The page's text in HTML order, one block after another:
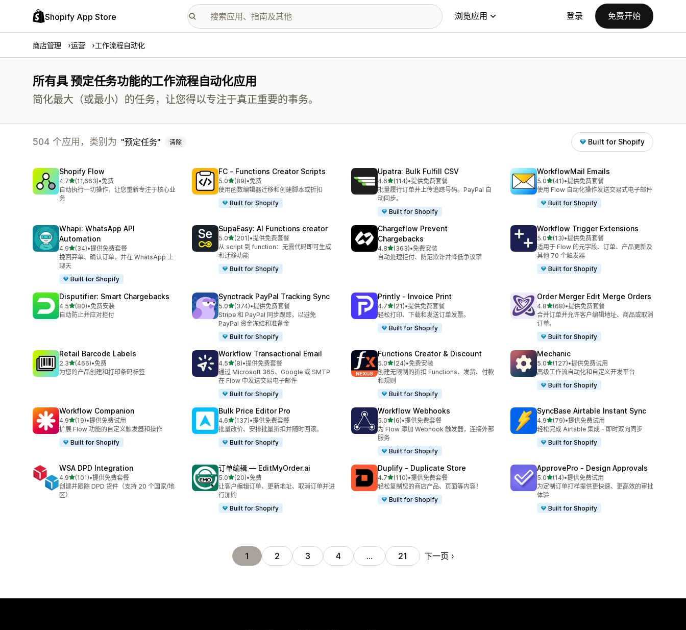
Shopify App Store 浏览应用 登录 免费开始
商店管理 运营 工作流程自动化
所有具 预定任务功能的工作流程自动化应用
简化最大（或最小）的任务，让您得以专注于真正重要的事务。
504 个应用，类别为 预定任务 清除 Built for Shopify
Shopify Flow
4.7星（满分 5 星）
(11,663)
总共 11663 条评论
•免费
自动执行一切操作，让您重新专注于核心业
务
FC ‑ Functions Creator Scripts
5.0星（满分 5 星）
(89)
总共 89 条评论
•免费
使用函数编辑器迁移和创建脚本或折扣
Built for Shopify
Upatra: Bulk Fulfill CSV
4.6星（满分 5 星）
(114)
总共 114 条评论
•提供免费套餐
批量履行订单并上传追踪号码。PayPal 自
动同步。
Built for Shopify
WorkflowMail Emails
5.0星（满分 5 星）
(41)
总共 41 条评论
•提供免费套餐
使用 Flow 自动化操作发送交易式电子邮件
Built for Shopify
Whapi: WhatsApp API
Automation
4.9星（满分 5 星）
(34)
总共 34 条评论
•提供免费套餐
挽回弃单、确认订单，并在 WhatsApp 上
聊天
Built for Shopify
SupaEasy: AI Functions creator
5.0星（满分 5 星）
(201)
总共 201 条评论
•提供免费套餐
从 script 到 function：无需代码即可生成
和迁移功能
Built for Shopify
Chargeflow Prevent
Chargebacks
4.8星（满分 5 星）
(363)
总共 363 条评论
•免费安装
自动处理拒付、防范欺诈并降低争议率
Workflow Trigger Extensions
5.0星（满分 5 星）
(13)
总共 13 条评论
•提供免费套餐
适用于 Flow 的元字段、订单、产品更新及
其他 70 个触发器
Built for Shopify
Disputifier: Smart Chargebacks
4.5星（满分 5 星）
(80)
总共 80 条评论
•免费安装
自动防止并应对拒付
Synctrack PayPal Tracking Sync
5.0星（满分 5 星）
(374)
总共 374 条评论
•提供免费套餐
Stripe 和 PayPal 同步跟踪，以避免
PayPal 资金冻结和准备金
Built for Shopify
Printly ‑ Invoice Print
4.7星（满分 5 星）
(21)
总共 21 条评论
•提供免费套餐
轻松打印、下载和发送订单发票。
Built for Shopify
Order Merger Edit Merge Orders
4.8星（满分 5 星）
(68)
总共 68 条评论
•提供免费套餐
合并订单并允许客户编辑地址、商品或取消
订单。
Built for Shopify
Retail Barcode Labels
2.3星（满分 5 星）
(466)
总共 466 条评论
•免费
为您的产品创建和打印条码标签
Workflow Transactional Email
4.5星（满分 5 星）
(8)
总共 8 条评论
•提供免费套餐
通过 Microsoft 365、Google 或 SMTP
在 Flow 中发送交易电子邮件
Built for Shopify
Functions Creator & Discount
5.0星（满分 5 星）
(24)
总共 24 条评论
•免费安装
创建无限制的折扣 Functions、发货、付款
和规则
Built for Shopify
Mechanic
5.0星（满分 5 星）
(127)
总共 127 条评论
•提供免费试用
高级工作流自动化和自定义开发平台
Built for Shopify
Workflow Companion
4.9星（满分 5 星）
(19)
总共 19 条评论
•提供免费试用
扩展 Flow 功能的自定义触发器和操作
Built for Shopify
Bulk Price Editor Pro
4.6星（满分 5 星）
(137)
总共 137 条评论
•提供免费套餐
批量改价、安排批量折扣并随时回滚。
Built for Shopify
Workflow Webhooks
5.0星（满分 5 星）
(6)
总共 6 条评论
•提供免费套餐
为 Flow 添加 Webhook 触发器，连接外部
服务
Built for Shopify
SyncBase Airtable Instant Sync
4.9星（满分 5 星）
(79)
总共 79 条评论
•提供免费试用
轻松完成 Airtable 集成 - 即时双向同步
Built for Shopify
WSA DPD Integration
4.9星（满分 5 星）
(101)
总共 101 条评论
•提供免费套餐
创建并跟踪 DPD 货件（支持 20 个国家/地
区）
订单编辑 — EditMyOrder.ai
5.0星（满分 5 星）
(20)
总共 20 条评论
•免费
让客户编辑订单、更新地址、取消订单并进
行加购
Built for Shopify
Duplify ‑ Duplicate Store
4.7星（满分 5 星）
(110)
总共 110 条评论
•提供免费套餐
轻松复制您的商店产品、页面等内容！
Built for Shopify
ApprovePro ‑ Design Approvals
5.0星（满分 5 星）
(14)
总共 14 条评论
•提供免费试用
为定制订单打样提供更快速、更高效的审批
体验
Built for Shopify
1 2 3 4 … 21 下一页